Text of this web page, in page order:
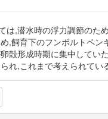
は,潜水時の浮力調節の
,飼育下のフンボルトペ
殻形成時期に集中して
れ,これまで考えられて